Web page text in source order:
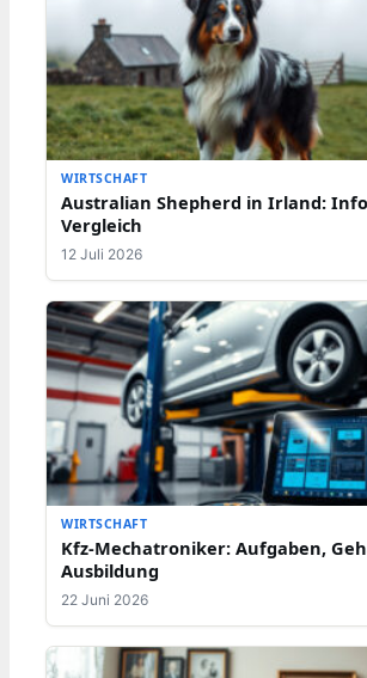
WIRTSCHAFT
Australian Shepherd in Irland:
Vergleich
12 Juli 2026
WIRTSCHAFT
Kfz-Mechatroniker: Aufgaben,
Ausbildung
22 Juni 2026